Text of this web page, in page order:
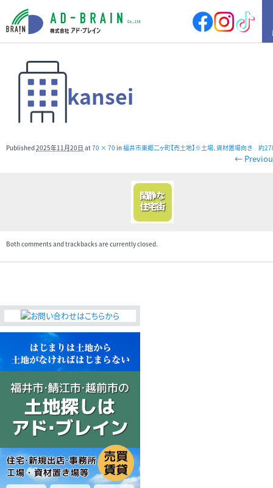
HOME
買いたい
売地
店舗付住宅
マンション
店舗・事務所
お役立ち
情報
資産活用・売却の豆知識
会社案内 特長・サービス
アクセス
メールでお問合せ 無料査定
kansei
Published2025年11月20日 at70 × 70 in福井市東郷二ヶ町【売土地】※土場、資材置場向き 約
←
Both comments and trackbacks are currently closed.